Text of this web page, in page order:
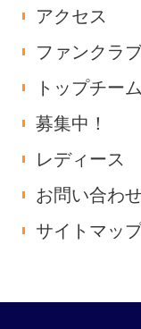
アクセス
ファンクラ
トップチーム
募集中！
レディース
お問い合わせ
サイトマッ